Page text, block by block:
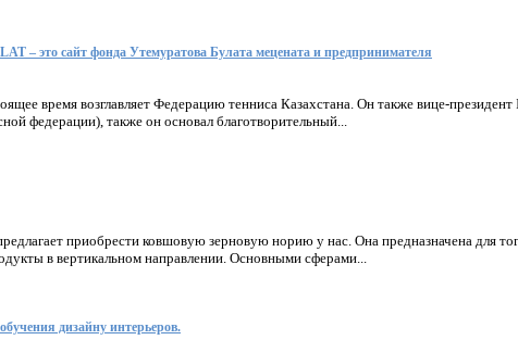
– это сайт фонда Утемуратова Булата мецената и предпринимателя
время возглавляет Федерацию тенниса Казахстана. Он также вице-президент
федерации), также он основал благотворительный...
приобрести ковшовую зерновую норию у нас. Она предназначена для
в вертикальном направлении. Основными сферами...
дизайну интерьеров.